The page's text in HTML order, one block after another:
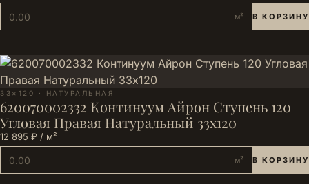
м² В КОРЗИНУ
33×120 · НАТУРАЛЬНАЯ
620070002332 Континуум Айрон Ступень 120
Угловая Правая Натуральный 33х120
12 895 ₽ / м²
м² В КОРЗИНУ